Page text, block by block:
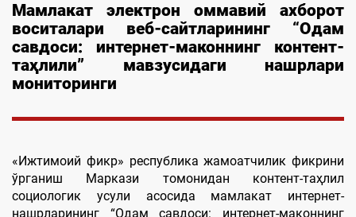
Мамлакат электрон оммавий ахборот
воситалари веб-сайтларининг “Одам
савдоси: интернет-маконнинг контент-
таҳлили” мавзусидаги нашрлари
мониторинги
«Ижтимоий фикр» республика жамоатчилик фикрини
ўрганиш Маркази томонидан контент-таҳлил
социологик усули асосида мамлакат интернет-
нашрларининг “Одам савдоси: интернет-маконнинг